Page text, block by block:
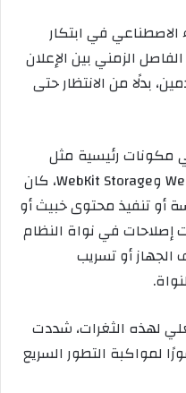
في ابتكار
الزمني بين الإعلان
بدلًا من الانتظار حتى
مكونات رئيسية مثل
WebKit وWebRTC وWeb Extensions وWebKit Storage، كان
أو تنفيذ محتوى خبيث أو
في نواة النظام
أو تسريب
لهذه الثغرات، شددت
لمواكبة التطور السريع